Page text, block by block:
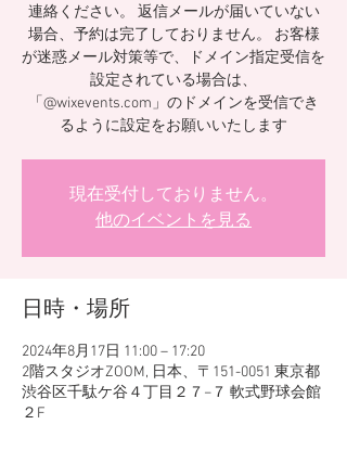
連絡ください。 返信メールが届いていない
場合、予約は完了しておりません。 お客様
が迷惑メール対策等で、ドメイン指定受信を
設定されている場合は、
「@wixevents.com」のドメインを受信でき
るように設定をお願いいたします
現在受付しておりません。
他のイベントを見る
日時・場所
2024年8月17日 11:00 – 17:20
2階スタジオZOOM, 日本、〒151-0051 東京都
渋谷区千駄ケ谷４丁目２７−７ 軟式野球会館
２F